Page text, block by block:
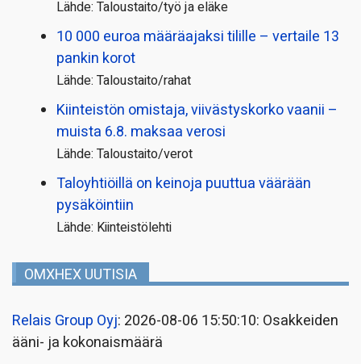
Lähde: Taloustaito/työ ja eläke
10 000 euroa määräajaksi tilille – vertaile 13
pankin korot
Lähde: Taloustaito/rahat
Kiinteistön omistaja, viivästyskorko vaanii –
muista 6.8. maksaa verosi
Lähde: Taloustaito/verot
Taloyhtiöillä on keinoja puuttua väärään
pysäköintiin
Lähde: Kiinteistölehti
OMXHEX UUTISIA
Relais Group Oyj: 2026-08-06 15:50:10: Osakkeiden
ääni- ja kokonaismäärä